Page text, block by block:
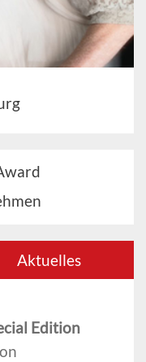
Aktuelles
Edition